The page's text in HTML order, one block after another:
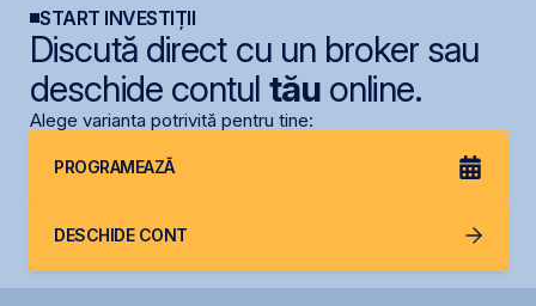
START INVESTIȚII
Discută direct cu un broker sau
deschide contul tăuonline.
Alege varianta potrivită pentru tine:
PROGRAMEAZĂ
DESCHIDE CONT